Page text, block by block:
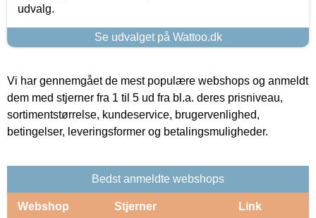
udvalg.
Se udvalget på Wattoo.dk
Vi har gennemgået de mest populære webshops og anmeldt
dem med stjerner fra 1 til 5 ud fra bl.a. deres prisniveau,
sortimentstørrelse, kundeservice, brugervenlighed,
betingelser, leveringsformer og betalingsmuligheder.
Bedst anmeldte webshops
Webshop Stjerner Link